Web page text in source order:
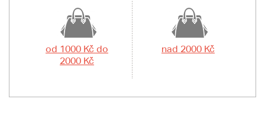
od 1000 Kč do
2000 Kč
nad 2000 Kč